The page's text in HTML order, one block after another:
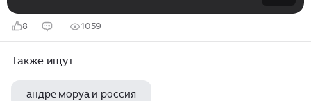
8 1059
Также ищут
андре моруа и россия